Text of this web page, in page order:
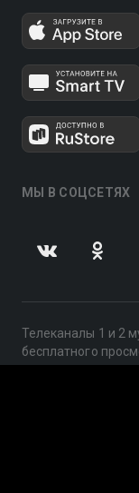
МЫ В СОЦСЕТЯХ
Телеканалы 1 и 2
бесплатного
круглосуточно.